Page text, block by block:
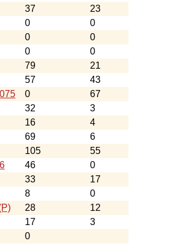
37
23
0
0
0
0
0
0
79
21
57
43
0
67
32
3
16
4
69
6
105
55
46
0
33
17
8
0
28
12
17
3
0